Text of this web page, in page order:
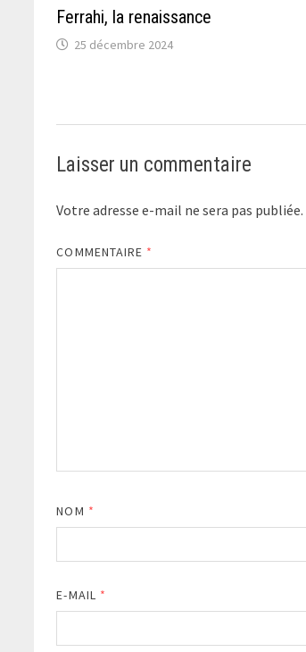
Ferrahi, la renaissance
25 décembre 2024
Laisser un commentaire
Votre adresse e-mail ne sera pas publiée.
COMMENTAIRE *
NOM *
E-MAIL *